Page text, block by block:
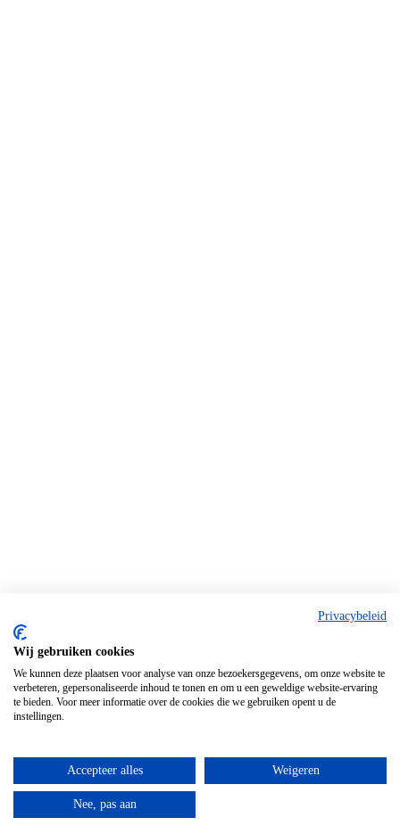
Privacybeleid
Wij gebruiken cookies
We kunnen deze plaatsen voor analyse van onze bezoekersgegevens, om onze website te
verbeteren, gepersonaliseerde inhoud te tonen en om u een geweldige website-ervaring
te bieden. Voor meer informatie over de cookies die we gebruiken opent u de
instellingen.
Accepteer alles Weigeren
Nee, pas aan